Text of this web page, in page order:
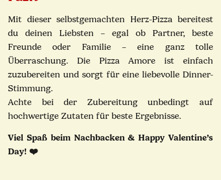
Mit dieser selbstgemachten Herz-Pizza bereitest
du deinen Liebsten – egal ob Partner, beste
Freunde oder Familie – eine ganz tolle
Überraschung. Die Pizza Amore ist einfach
zuzubereiten und sorgt für eine liebevolle Dinner-
Stimmung.
Achte bei der Zubereitung unbedingt auf
hochwertige Zutaten für beste Ergebnisse.
Viel Spaß beim Nachbacken & Happy Valentine’s
Day! ❤️